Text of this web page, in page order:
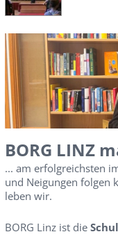
BORG LINZ
... am erfolgreichsten
und Neigungen folgen
leben wir.
BORG Linz ist die